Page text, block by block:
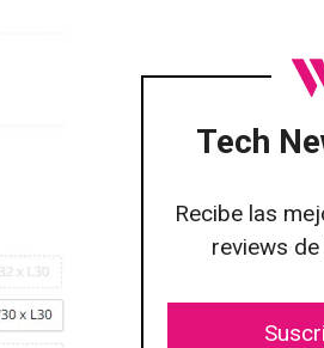
Tech
Recibe las
reviews